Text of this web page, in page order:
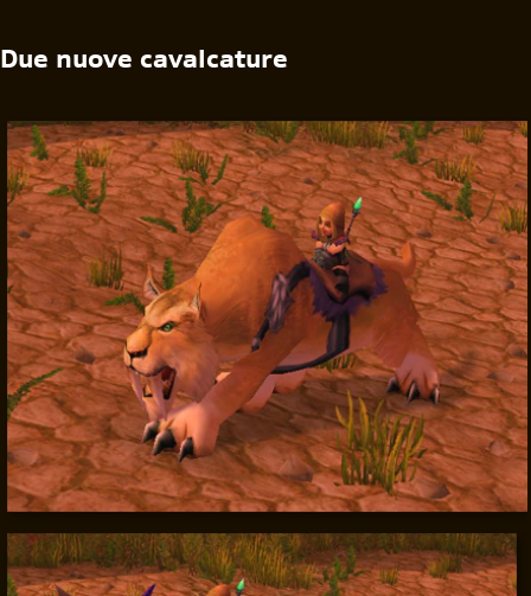
Due nuove cavalcature